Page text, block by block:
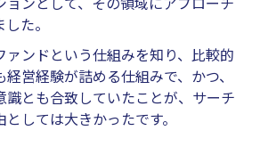
た。
ンドという仕組みを知り、比較的
営経験が詰める仕組みで、かつ、
識とも合致していたことが、サーチ
しては大きかったです。